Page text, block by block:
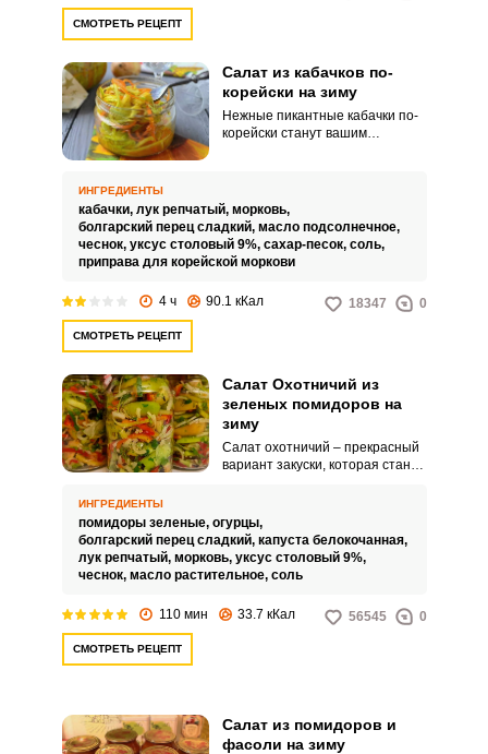
СМОТРЕТЬ РЕЦЕПТ
Салат из кабачков по-
корейски на зиму
Нежные пикантные кабачки по-
корейски станут вашим
ИНГРЕДИЕНТЫ
кабачки, лук репчатый, морковь,
болгарский перец сладкий, масло подсолнечное,
чеснок, уксус столовый 9%, сахар-песок, соль,
приправа для корейской моркови
4 ч 90.1 кКал 18347 0
СМОТРЕТЬ РЕЦЕПТ
Салат Охотничий из
зеленых помидоров на
зиму
Салат охотничий – прекрасный
вариант закуски, которая станет
с использованием зеленых
помидоров является очень
удачным.
ИНГРЕДИЕНТЫ
помидоры зеленые, огурцы,
болгарский перец сладкий, капуста белокочанная,
лук репчатый, морковь, уксус столовый 9%,
чеснок, масло растительное, соль
110 мин 33.7 кКал 56545 0
СМОТРЕТЬ РЕЦЕПТ
Салат из помидоров и
фасоли на зиму